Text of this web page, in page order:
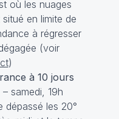
où les nuages
en limite de
à régresser
(voir
)
à 10 jours
samedi, 19h
dépassé les 20°